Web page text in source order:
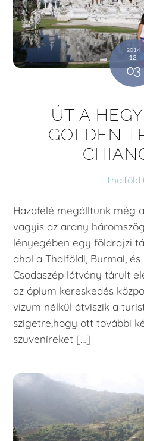
2014
12
03
ÚT A
GOLDEN
Thaiföld
Hazafelé megálltunk még
vagyis az arany
lényegében egy földrajzi
ahol a Thaiföldi, Burmai,
Csodaszép látvány tárult
az ópium kereskedés
vízum nélkül átviszik a
szigetre,hogy ott további
szuveníreket […]